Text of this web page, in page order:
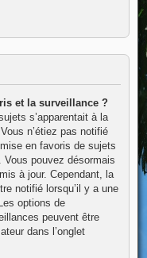
et la surveillance ?
s’apparentait à la
n’étiez pas notifié
en favoris de sujets
Vous pouvez désormais
à jour. Cependant, la
notifié lorsqu’il y a une
options de
peuvent être
dans l’onglet